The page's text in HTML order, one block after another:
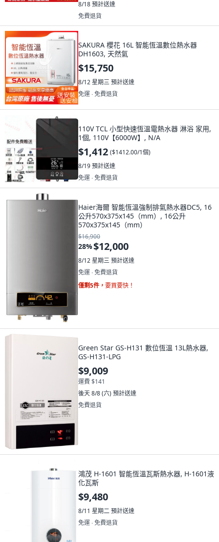
8/18預計送達
免費退貨
SAKURA 櫻花 16L 智能恆溫數位熱水器
DH1603, 天然氣
$15,750
8/12 星期三預計送達
免運 ∙ 免費退貨
110V TCL 小型快速恆溫電熱水器 淋浴 家用,
1個, 110V【6000W】, N/A
$1,412 ($1412.00/1個)
8/19預計送達
免運 ∙ 免費退貨
Haier海爾 智能恆溫強制排氣熱水器DC5, 16
公升570x375x145（mm）, 16公升
570x375x145（mm）
$16,900
28%$12,000
8/12 星期三預計送達
免運 ∙ 免費退貨
僅剩5件， 要買要快！
Green Star GS-H131 數位恆溫 13L熱水器,
GS-H131-LPG
$9,009
運費 $141
後天 8/8 (六) 預計送達
免費退貨
鴻茂 H-1601 智能恆溫瓦斯熱水器, H-1601液
化瓦斯
$9,480
8/11 星期二預計送達
免運 ∙ 免費退貨